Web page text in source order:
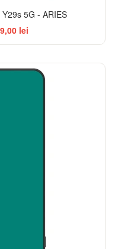
5G - ARIES
lei